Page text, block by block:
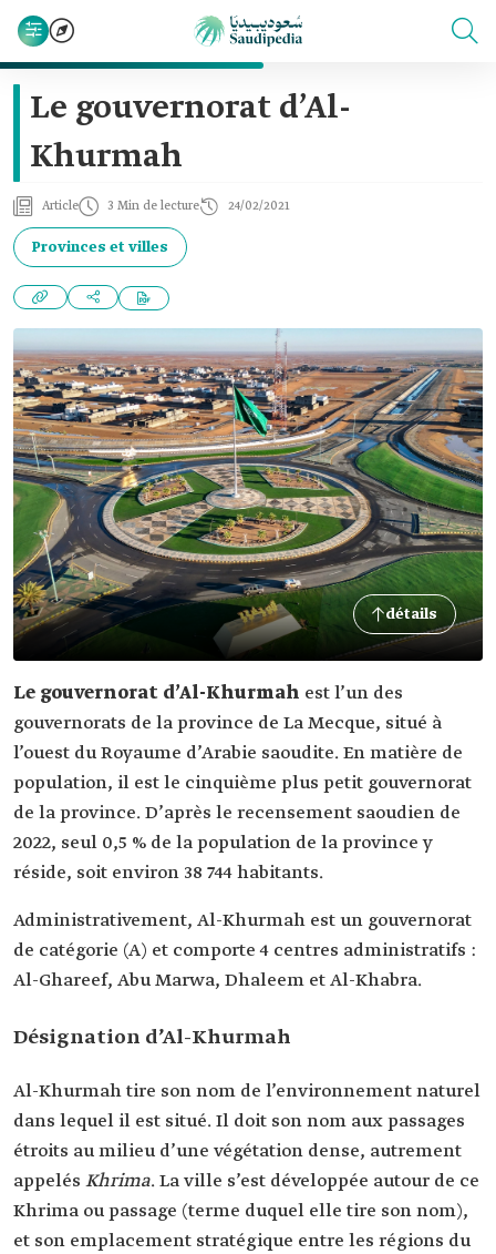
Le gouvernorat d’Al-
Khurmah
Article 3 Min de lecture 24/02/2021
Provinces et villes
détails
Le gouvernorat d’Al-Khurmah est l’un des
gouvernorats de la province de La Mecque, situé à
l’ouest du Royaume d’Arabie saoudite. En matière de
population, il est le cinquième plus petit gouvernorat
de la province. D’après le recensement saoudien de
2022, seul 0,5 % de la population de la province y
réside, soit environ 38 744 habitants.
Administrativement, Al-Khurmah est un gouvernorat
de catégorie (A) et comporte 4 centres administratifs :
Al-Ghareef, Abu Marwa, Dhaleem et Al-Khabra.
Désignation d’Al-Khurmah
Al-Khurmah tire son nom de l’environnement naturel
dans lequel il est situé. Il doit son nom aux passages
étroits au milieu d’une végétation dense, autrement
appelés Khrima. La ville s’est développée autour de ce
Khrima ou passage (terme duquel elle tire son nom),
et son emplacement stratégique entre les régions du